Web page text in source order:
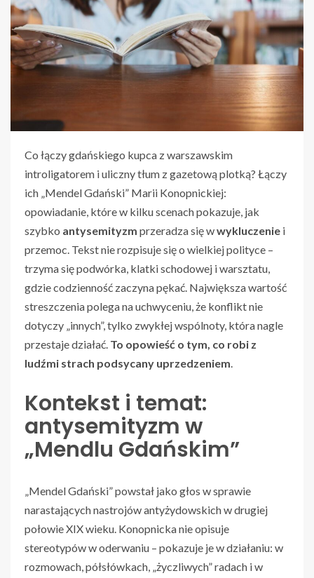
Co łączy gdańskiego kupca z warszawskim
introligatorem i uliczny tłum z gazetową plotką? Łączy
ich „Mendel Gdański” Marii Konopnickiej:
opowiadanie, które w kilku scenach pokazuje, jak
szybko antysemityzm przeradza się wwykluczenie i
przemoc. Tekst nie rozpisuje się o wielkiej polityce –
trzyma się podwórka, klatki schodowej i warsztatu,
gdzie codzienność zaczyna pękać. Największa wartość
streszczenia polega na uchwyceniu, że konflikt nie
dotyczy „innych”, tylko zwykłej wspólnoty, która nagle
przestaje działać. To opowieść o tym, co robi z
ludźmi strach podsycany uprzedzeniem.
Kontekst i temat:
antysemityzm w
„Mendlu Gdańskim”
„Mendel Gdański” powstał jako głos w sprawie
narastających nastrojów antyżydowskich w drugiej
połowie XIX wieku. Konopnicka nie opisuje
stereotypów w oderwaniu – pokazuje je w działaniu: w
rozmowach, półsłówkach, „życzliwych” radach i w